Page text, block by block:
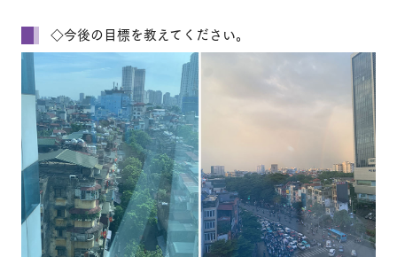
◇今後の目標を教えてください。